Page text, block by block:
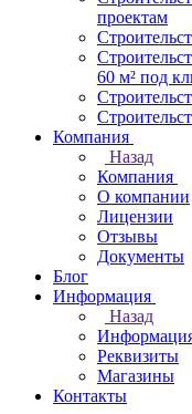
проектам
60 м² под
Компания
Назад
Компания
О компании
Лицензии
Отзывы
Документы
Блог
Информация
Назад
Реквизиты
Магазины
Контакты